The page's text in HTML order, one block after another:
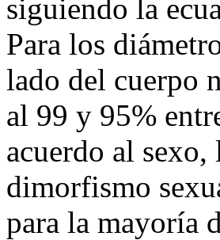
siguiendo la
Para los
lado del cuerpo
al 99 y 95%
acuerdo al
dimorfismo
para la mayoría